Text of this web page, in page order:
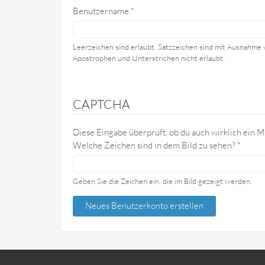
Benutzername *
Leerzeichen sind erlaubt. Satzzeichen sind mit
Apostrophen und Unterstrichen nicht erlaubt.
CAPTCHA
Diese Eingabe überprüft, ob du auch wirklich ein
Welche Zeichen sind in dem Bild zu sehen? *
Geben Sie die Zeichen ein, die im Bild gezeigt werden.